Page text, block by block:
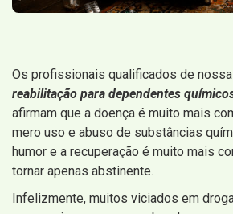
Os profissionais qualificados de nossa
reabilitação para dependentes
afirmam que a doença é muito mais
mero uso e abuso de substâncias
humor e a recuperação é muito mais
tornar apenas abstinente.
Infelizmente, muitos viciados em